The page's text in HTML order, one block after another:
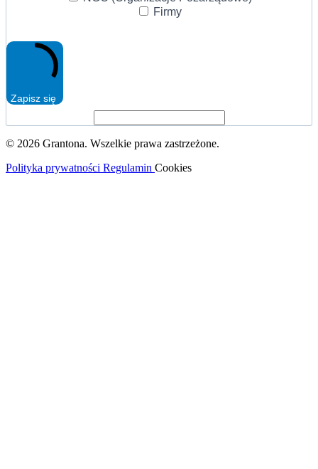
Firmy
Zapisz się
© 2026 Grantona. Wszelkie prawa zastrzeżone.
Polityka prywatności Regulamin Cookies